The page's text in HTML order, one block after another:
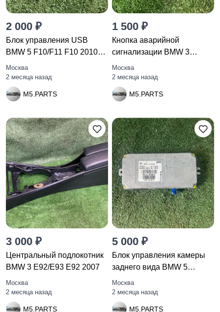
2 000 ₽
Блок управления USB
BMW 5 F10/F11 F10 2010
9200503
Москва
2 месяца назад
M5.PARTS
1 500 ₽
Кнопка аварийной
сигнализации BMW 3
E92/E93 E92
Москва
2 месяца назад
M5.PARTS
3 000 ₽
Центральный подлокотник
BMW 3 E92/E93 E92 2007
Москва
2 месяца назад
M5.PARTS
5 000 ₽
Блок управления камеры
заднего вида BMW 5
F10/F11
Москва
2 месяца назад
M5.PARTS